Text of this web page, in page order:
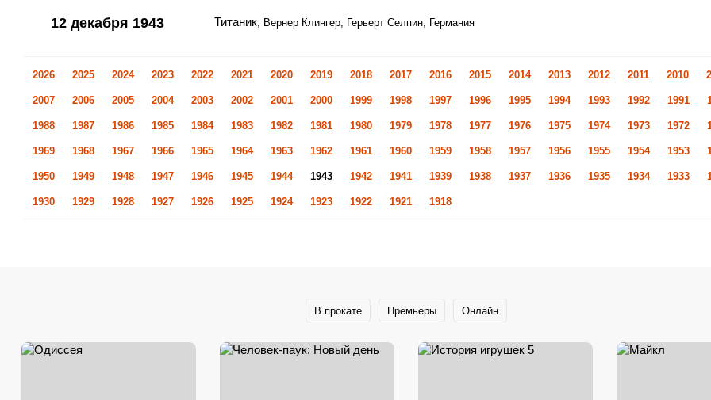
12 декабря 1943 Титаник, Вернер Клингер, Герьерт Селпин, Германия
2026 2025 2024 2023 2022 2021 2020 2019 2018 2017 2016 2015 2014 2013 2012 2011 2010
2007 2006 2005 2004 2003 2002 2001 2000 1999 1998 1997 1996 1995 1994 1993 1992 1991
1988 1987 1986 1985 1984 1983 1982 1981 1980 1979 1978 1977 1976 1975 1974 1973 1972
1969 1968 1967 1966 1965 1964 1963 1962 1961 1960 1959 1958 1957 1956 1955 1954 1953
1950 1949 1948 1947 1946 1945 1944 1943 1942 1941 1939 1938 1937 1936 1935 1934 1933
1930 1929 1928 1927 1926 1925 1924 1923 1922 1921 1918
В прокате Премьеры Онлайн